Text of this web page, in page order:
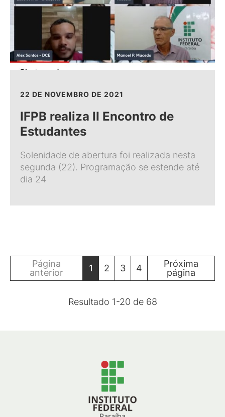
22 DE NOVEMBRO DE 2021
IFPB realiza II Encontro de
Estudantes
Solenidade de abertura foi realizada nesta
segunda (22). Programação se estende até
dia 24
Página
anterior
1 2 3 4
Próxima
página
Resultado 1-20 de 68